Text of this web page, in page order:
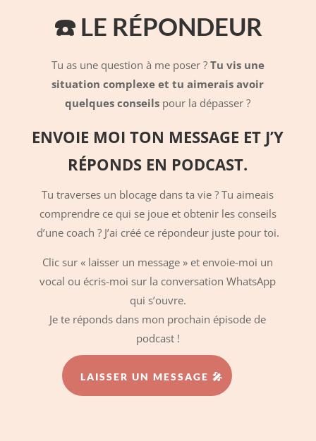
☎️ LE RÉPONDEUR
Tu as une question à me poser ? Tu vis une
situation complexe et tu aimerais avoir
quelques conseils pour la dépasser ?
ENVOIE MOI TON MESSAGE ET J’Y
RÉPONDS EN PODCAST.
Tu traverses un blocage dans ta vie ? Tu aimeais
comprendre ce qui se joue et obtenir les conseils
d’une coach ? J’ai créé ce répondeur juste pour toi.
Clic sur « laisser un message » et envoie-moi un
vocal ou écris-moi sur la conversation WhatsApp
qui s’ouvre.
Je te réponds dans mon prochain épisode de
podcast !
LAISSER UN MESSAGE 🎤